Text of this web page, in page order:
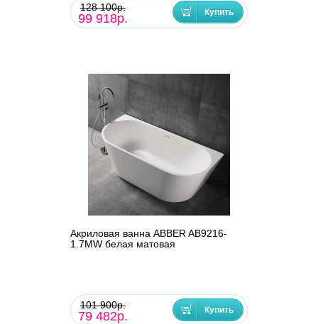
128 100р.
99 918р.
Акриловая ванна ABBER AB9216-
1.7MW белая матовая
101 900р.
79 482р.